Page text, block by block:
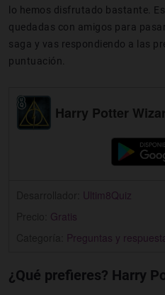
lo hemos disfrutado bastante.
quedadas con amigos para
saga y vas respondiendo a las
puntuación.
Harry Potter
Ultim8Quiz
Gratis
Preguntas y
¿Qué prefieres? Harry